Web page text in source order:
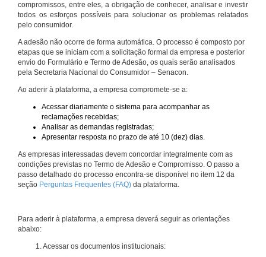
compromissos, entre eles, a obrigação de conhecer, analisar e investir
todos os esforços possíveis para solucionar os problemas relatados
pelo consumidor.
A adesão não ocorre de forma automática. O processo é composto por
etapas que se iniciam com a solicitação formal da empresa e posterior
envio do Formulário e Termo de Adesão, os quais serão analisados
pela Secretaria Nacional do Consumidor – Senacon.
Ao aderir à plataforma, a empresa compromete-se a:
Acessar diariamente o sistema para acompanhar as
reclamações recebidas;
Analisar as demandas registradas;
Apresentar resposta no prazo de até 10 (dez) dias.
As empresas interessadas devem concordar integralmente com as
condições previstas no Termo de Adesão e Compromisso. O passo a
passo detalhado do processo encontra-se disponível no item 12 da
seção Perguntas Frequentes (FAQ) da plataforma.
Para aderir à plataforma, a empresa deverá seguir as orientações
abaixo:
1. Acessar os documentos institucionais: